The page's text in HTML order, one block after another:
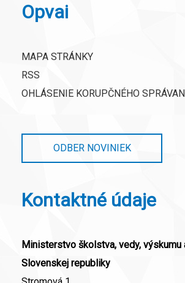
Opvai
MAPA STRÁNKY
RSS
OHLÁSENIE KORUPČNÉHO
ODBER NOVINIEK
Kontaktné údaje
Ministerstvo školstva, vedy, výskumu
Slovenskej republiky